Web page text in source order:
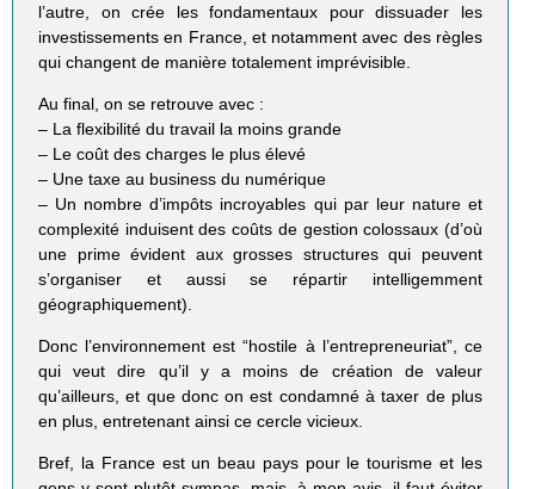
l’autre, on crée les fondamentaux pour dissuader les
investissements en France, et notamment avec des règles
qui changent de manière totalement imprévisible.
Au final, on se retrouve avec :
– La flexibilité du travail la moins grande
– Le coût des charges le plus élevé
– Une taxe au business du numérique
– Un nombre d’impôts incroyables qui par leur nature et
complexité induisent des coûts de gestion colossaux (d’où
une prime évident aux grosses structures qui peuvent
s’organiser et aussi se répartir intelligemment
géographiquement).
Donc l’environnement est “hostile à l’entrepreneuriat”, ce
qui veut dire qu’il y a moins de création de valeur
qu’ailleurs, et que donc on est condamné à taxer de plus
en plus, entretenant ainsi ce cercle vicieux.
Bref, la France est un beau pays pour le tourisme et les